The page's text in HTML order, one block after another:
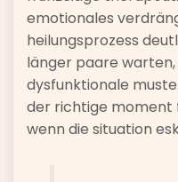
emotionales
heilungsprozess
länger paare
dysfunktionale
der richtige moment
wenn die situation